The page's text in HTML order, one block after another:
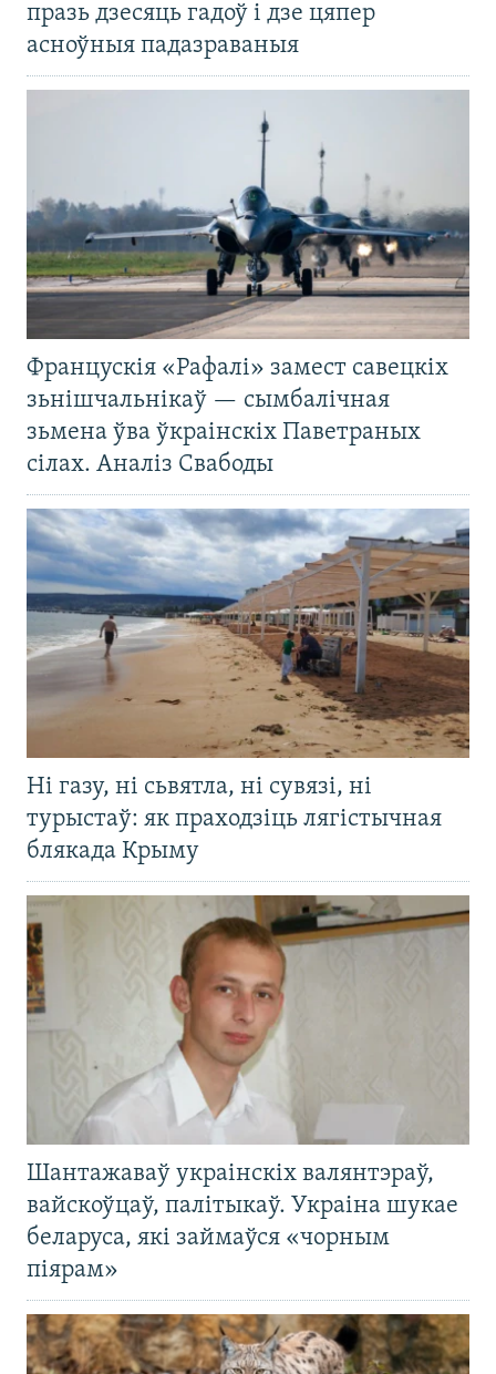
празь дзесяць гадоў і дзе цяпер
асноўныя падазраваныя
Францускія «Рафалі» замест савецкіх
зьнішчальнікаў — сымбалічная
зьмена ўва ўкраінскіх Паветраных
сілах. Аналіз Свабоды
Ні газу, ні сьвятла, ні сувязі, ні
турыстаў: як праходзіць лягістычная
блякада Крыму
Шантажаваў украінскіх валянтэраў,
вайскоўцаў, палітыкаў. Украіна шукае
беларуса, які займаўся «чорным
піярам»